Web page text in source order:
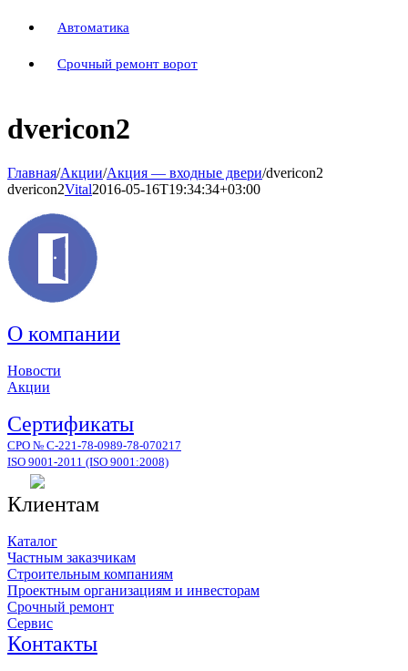
Автоматика
Срочный ремонт ворот
dvericon2
Главная/Акции/Акция — входные двери/dvericon2
dvericon2Vital2016-05-16T19:34:34+03:00
О компании
Новости
Акции
Сертификаты
СРО № С-221-78-0989-78-070217
ISO 9001-2011 (ISO 9001:2008)
Клиентам
Каталог
Частным заказчикам
Строительным компаниям
Проектным организациям и инвесторам
Срочный ремонт
Сервис
Контакты